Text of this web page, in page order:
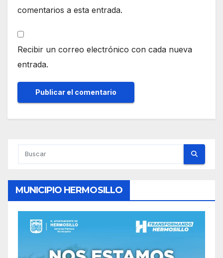
comentarios a esta entrada.
Recibir un correo electrónico con cada nueva
entrada.
MUNICIPIO HERMOSILLO